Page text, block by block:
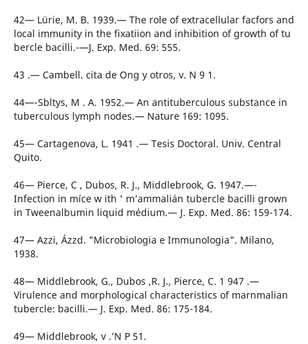
42— Lürie, M. B. 1939.— The role of extracellular facfors and
local immunity in the fixatiion and inhibition of growth of tu
bercle bacilli.-—J. Exp. Med. 69: 555.
43 .— Cambell. cita de Ong y otros, v. N 9 1.
44—-Sbltys, M . A. 1952.— An antituberculous substance in
tuberculous lymph nodes.— Nature 169: 1095.
45— Cartagenova, L. 1941 .— Tesis Doctoral. Univ. Central
Quito.
46— Pierce, C , Dubos, R. J., Middlebrook, G. 1947.—-
Infection in míce w ith ' m’ammalián tubercle bacilli grown
in Tweenalbumin liquid médium.— J. Exp. Med. 86: 159-174.
47— Azzi, Ázzd. "Microbiologia e Immunologia". Milano,
1938.
48— Middlebrook, G., Dubos ,R. J., Pierce, C. 1 947 .—
Virulence and morphological characteristics of marnmalian
tubercle: bacilli.— J. Exp. Med. 86: 175-184.
49— Middlebrook, v .’N P 51.